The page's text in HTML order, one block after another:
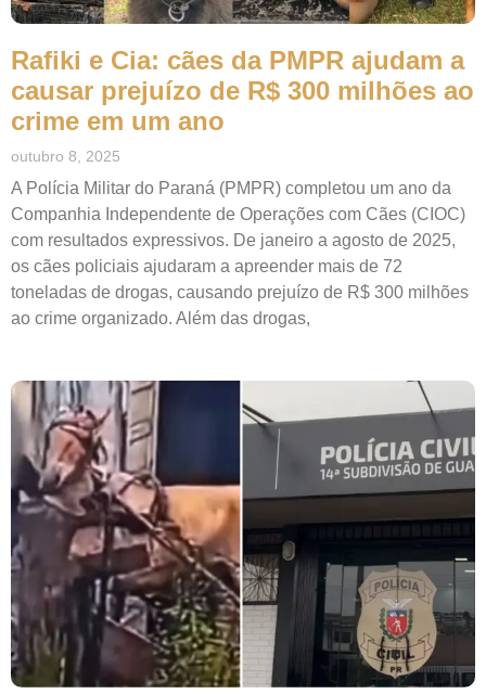
Rafiki e Cia: cães da PMPR ajudam a
causar prejuízo de R$ 300 milhões ao
crime em um ano
outubro 8, 2025
A Polícia Militar do Paraná (PMPR) completou um ano da
Companhia Independente de Operações com Cães (CIOC)
com resultados expressivos. De janeiro a agosto de 2025,
os cães policiais ajudaram a apreender mais de 72
toneladas de drogas, causando prejuízo de R$ 300 milhões
ao crime organizado. Além das drogas,